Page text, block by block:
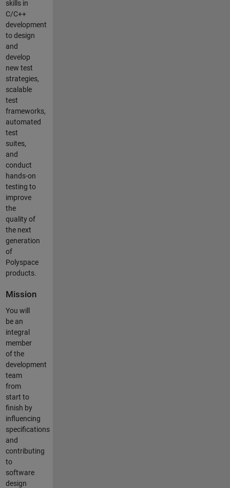
skills in
C/C++
development
to design
and
develop
new test
strategies,
scalable
test
frameworks,
automated
test
suites,
and
conduct
hands-on
testing to
improve
the
quality of
the next
generation
of
Polyspace
products.
Mission
You will
be an
integral
member
of the
development
team
from
start to
finish by
influencing
specifications
and
contributing
to
software
design